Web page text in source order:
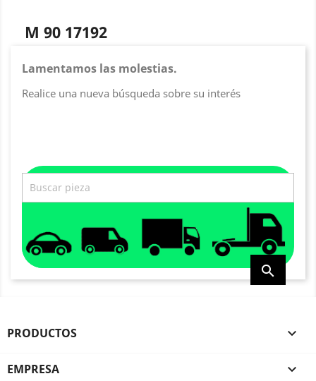
M 90 17192
Lamentamos las molestias.
Realice una nueva búsqueda sobre su interés

PRODUCTOS 
EMPRESA 